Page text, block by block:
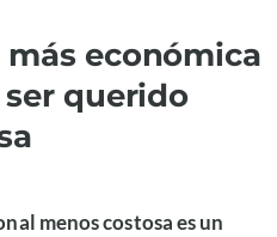
económica
querido
menos costosa es un